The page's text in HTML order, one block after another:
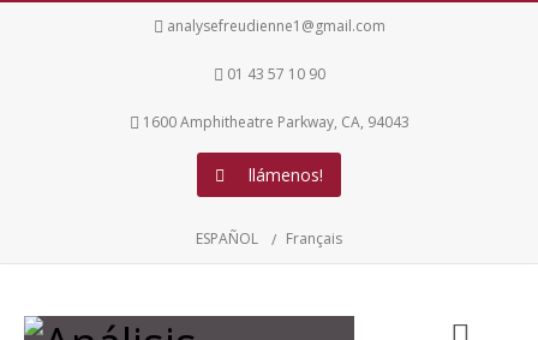
analysefreudienne1@gmail.com
01 43 57 10 90
1600 Amphitheatre Parkway, CA, 94043
llámenos!
ESPAÑOL Français